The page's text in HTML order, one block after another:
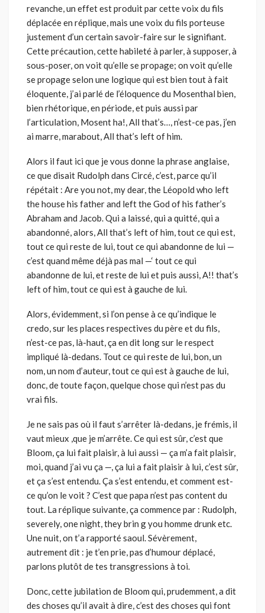
revanche, un effet est produit par cette voix du fils
déplacée en réplique, mais une voix du fils porteuse
justement d’un certain savoir-faire sur le signifiant.
Cette précaution, cette habileté à parler, à supposer, à
sous-poser, on voit qu’elle se propage; on voit qu’elle
se propage selon une logique qui est bien tout à fait
éloquente, j’ai parlé de l’éloquence du Mosenthal bien,
bien rhétorique, en période, et puis aussi par
l’articulation, Mosent ha!, All that’s…, n’est-ce pas, j’en
ai marre, marabout, All that’s left of him.
Alors il faut ici que je vous donne la phrase anglaise,
ce que disait Rudolph dans Circé, c’est, parce qu’il
répétait : Are you not, my dear, the Léopold who left
the house his father and left the God of his father’s
Abraham and Jacob. Qui a laissé, qui a quitté, qui a
abandonné, alors, All that’s left of him, tout ce qui est,
tout ce qui reste de lui, tout ce qui abandonne de lui —
c’est quand même déjà pas mal —‘ tout ce qui
abandonne de lui, et reste de lui et puis aussi, A!! that’s
left of him, tout ce qui est à gauche de lui.
Alors, évidemment, si l’on pense à ce qu’indique le
credo, sur les places respectives du père et du fils,
n’est-ce pas, là-haut, ça en dit long sur le respect
impliqué là-dedans. Tout ce qui reste de lui, bon, un
nom, un nom d’auteur, tout ce qui est à gauche de lui,
donc, de toute façon, quelque chose qui n’est pas du
vrai fils.
Je ne sais pas où il faut s’arrêter là-dedans, je frémis, il
vaut mieux ,que je m’arrête. Ce qui est sûr, c’est que
Bloom, ça lui fait plaisir, à lui aussi — ça m’a fait plaisir,
moi, quand j’ai vu ça —, ça lui a fait plaisir à lui, c’est sûr,
et ça s’est entendu. Ça s’est entendu, et comment est-
ce qu’on le voit ? C’est que papa n’est pas content du
tout. La réplique suivante, ça commence par : Rudolph,
severely, one night, they brin g you homme drunk etc.
Une nuit, on t’a rapporté saoul. Sévèrement,
autrement dit : je t’en prie, pas d’humour déplacé,
parlons plutôt de tes transgressions à toi.
Donc, cette jubilation de Bloom qui, prudemment, a dit
des choses qu’il avait à dire, c’est des choses qui font